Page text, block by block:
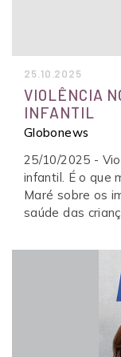
25.10.2025
VIOLÊNCIA
INFANTIL
Globonews
25/10/2025 -
infantil. É o que
Maré sobre os
saúde das